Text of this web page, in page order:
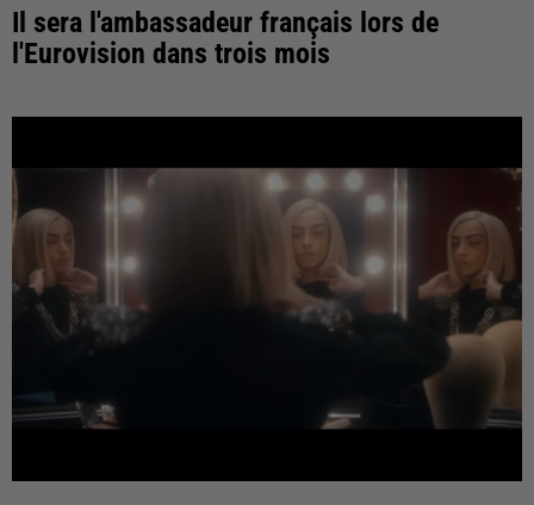
Il sera l'ambassadeur français lors de
l'Eurovision dans trois mois